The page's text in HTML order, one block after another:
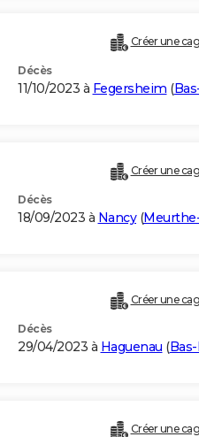
Créer une
Décès
11/10/2023 à Fegersheim (
Créer une
Décès
18/09/2023 à Nancy(
Créer une
Décès
29/04/2023 à Haguenau (
Créer une